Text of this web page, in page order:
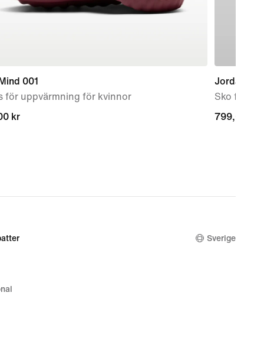
001
för uppvärmning för kvinnor
kr
kr
Jordan 4
Sko för
799,00 kr
799,00 kr
Sverige